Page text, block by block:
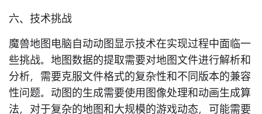
六、技术挑战
魔兽地图电脑自动动图显示技术在实现过程中面临一
些挑战。地图数据的提取需要对地图文件进行解析和
分析，需要克服文件格式的复杂性和不同版本的兼容
性问题。动图的生成需要使用图像处理和动画生成算
法，对于复杂的地图和大规模的游戏动态，可能需要